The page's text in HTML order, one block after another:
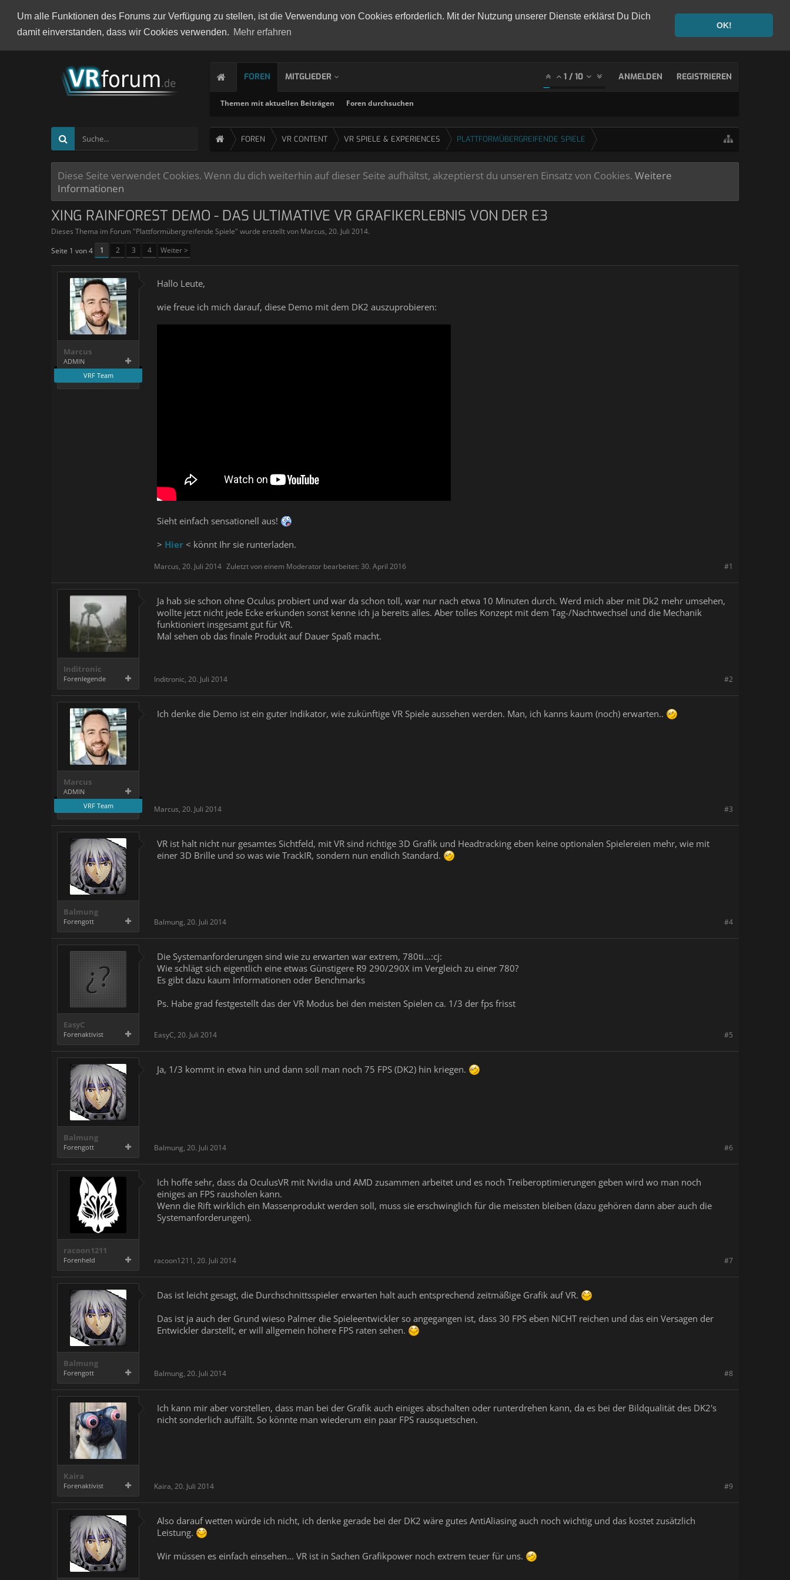
Um alle Funktionen des Forums zur Verfügung zu stellen, ist die Verwendung von Cookies erforderlich. Mit der Nutzung unserer Dienste erklärst Du Dich
damit einverstanden, dass wir Cookies verwenden. Mehr erfahren
OK!
FOREN
Themen mit aktuellen Beiträgen Foren durchsuchen
MITGLIEDER 1 / 10 ANMELDEN REGISTRIEREN
FOREN VR CONTENT VR SPIELE & EXPERIENCES PLATTFORMÜBERGREIFENDE SPIELE
Diese Seite verwendet Cookies. Wenn du dich weiterhin auf dieser Seite aufhältst, akzeptierst du unseren Einsatz von Cookies. Weitere
Informationen
XING RAINFOREST DEMO - DAS ULTIMATIVE VR GRAFIKERLEBNIS VON DER E3
Dieses Thema im Forum "Plattformübergreifende Spiele" wurde erstellt von Marcus, 20. Juli 2014.
Seite 1 von 4
1 2 3 4 Weiter >
Marcus
ADMIN
VRF Team
Hallo Leute,
wie freue ich mich darauf, diese Demo mit dem DK2 auszuprobieren:
Sieht einfach sensationell aus!
> Hier < könnt Ihr sie runterladen.
#1
Marcus, 20. Juli 2014 Zuletzt von einem Moderator bearbeitet: 30. April 2016
Inditronic
Forenlegende
Ja hab sie schon ohne Oculus probiert und war da schon toll, war nur nach etwa 10 Minuten durch. Werd mich aber mit Dk2 mehr umsehen,
wollte jetzt nicht jede Ecke erkunden sonst kenne ich ja bereits alles. Aber tolles Konzept mit dem Tag-/Nachtwechsel und die Mechanik
funktioniert insgesamt gut für VR.
Mal sehen ob das finale Produkt auf Dauer Spaß macht.
#2
Inditronic, 20. Juli 2014
Marcus
ADMIN
VRF Team
Ich denke die Demo ist ein guter Indikator, wie zukünftige VR Spiele aussehen werden. Man, ich kanns kaum (noch) erwarten..
#3
Marcus, 20. Juli 2014
Balmung
Forengott
VR ist halt nicht nur gesamtes Sichtfeld, mit VR sind richtige 3D Grafik und Headtracking eben keine optionalen Spielereien mehr, wie mit
einer 3D Brille und so was wie TrackIR, sondern nun endlich Standard.
#4
Balmung, 20. Juli 2014
EasyC
Forenaktivist
Die Systemanforderungen sind wie zu erwarten war extrem, 780ti...:cj:
Wie schlägt sich eigentlich eine etwas Günstigere R9 290/290X im Vergleich zu einer 780?
Es gibt dazu kaum Informationen oder Benchmarks
Ps. Habe grad festgestellt das der VR Modus bei den meisten Spielen ca. 1/3 der fps frisst
#5
EasyC, 20. Juli 2014
Balmung
Forengott
Ja, 1/3 kommt in etwa hin und dann soll man noch 75 FPS (DK2) hin kriegen.
#6
Balmung, 20. Juli 2014
racoon1211
Forenheld
Ich hoffe sehr, dass da OculusVR mit Nvidia und AMD zusammen arbeitet und es noch Treiberoptimierungen geben wird wo man noch
einiges an FPS rausholen kann.
Wenn die Rift wirklich ein Massenprodukt werden soll, muss sie erschwinglich für die meissten bleiben (dazu gehören dann aber auch die
Systemanforderungen).
#7
racoon1211 , 20. Juli 2014
Balmung
Forengott
Das ist leicht gesagt, die Durchschnittsspieler erwarten halt auch entsprechend zeitmäßige Grafik auf VR.
Das ist ja auch der Grund wieso Palmer die Spieleentwickler so angegangen ist, dass 30 FPS eben NICHT reichen und das ein Versagen der
Entwickler darstellt, er will allgemein höhere FPS raten sehen.
#8
Balmung, 20. Juli 2014
Kaira
Forenaktivist
Ich kann mir aber vorstellen, dass man bei der Grafik auch einiges abschalten oder runterdrehen kann, da es bei der Bildqualität des DK2's
nicht sonderlich auffällt. So könnte man wiederum ein paar FPS rausquetschen.
#9
Kaira, 20. Juli 2014
Also darauf wetten würde ich nicht, ich denke gerade bei der DK2 wäre gutes AntiAliasing auch noch wichtig und das kostet zusätzlich
Leistung.
Wir müssen es einfach einsehen... VR ist in Sachen Grafikpower noch extrem teuer für uns.